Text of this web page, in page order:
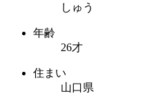
しゅう
年齢
26才
住まい
山口県